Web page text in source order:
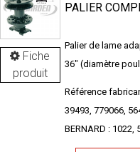
Fiche
produit
PALIER
Palier de lame
36" (diamètre
Référence
39493, 779066,
BERNARD : 1022,